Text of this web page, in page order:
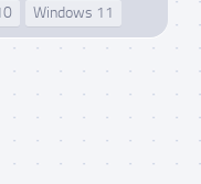
Windows 11